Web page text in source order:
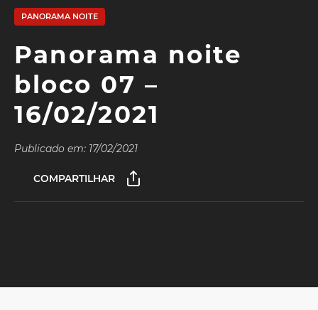
PANORAMA NOITE
Panorama noite
bloco 07 –
16/02/2021
Publicado em: 17/02/2021
COMPARTILHAR